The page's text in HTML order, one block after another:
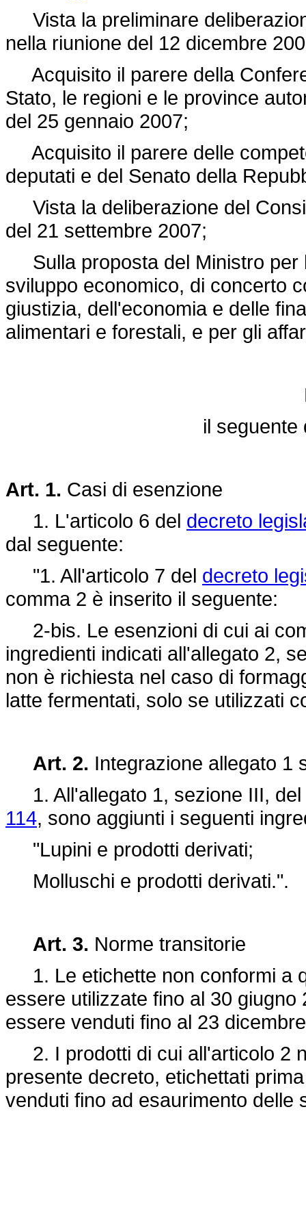
Vista la preliminare
nella riunione del 12 dicembre
Acquisito il parere della
Stato, le regioni e le province
del 25 gennaio 2007;
Acquisito il parere delle
deputati e del Senato della
Vista la deliberazione del
del 21 settembre 2007;
Sulla proposta del Ministro per
sviluppo economico, di concerto
giustizia, dell'economia e delle
alimentari e forestali, e per gli
il seguente
Art. 1. Casi di esenzione
1. L'articolo 6 del decreto
dal seguente:
"1. All'articolo 7 del decreto
comma 2 è inserito il seguente:
2-bis. Le esenzioni di cui ai
ingredienti indicati all'allegato 2,
non è richiesta nel caso di
latte fermentati, solo se utilizzati
Art. 2. Integrazione allegato 1
1. All'allegato 1, sezione III, del
114, sono aggiunti i seguenti
"Lupini e prodotti derivati;
Molluschi e prodotti derivati.".
Art. 3. Norme transitorie
1. Le etichette non conformi a
essere utilizzate fino al 30
essere venduti fino al 23
2. I prodotti di cui all'articolo 2
presente decreto, etichettati
venduti fino ad esaurimento delle